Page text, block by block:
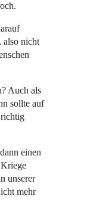
also nicht
Auch als
sollte auf
einen
unserer
mehr